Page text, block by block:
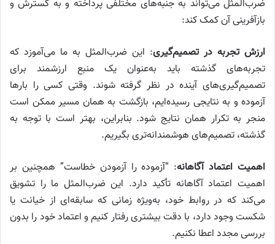
ضرب‌المثل می‌تواند به جنبه‌های مختلفی پرداخته و به گسترش و
بازآفرینی آن کمک کند:
ارزش تجربه در تصمیم‌گیری: این ضرب‌المثل به ما می‌آموزد که
تجربه‌های گذشته باید به‌عنوان یک منبع ارزشمند برای
تصمیم‌گیری‌های آینده در نظر گرفته شوند. وقتی کسی را بارها
آزموده و به نتایجی رسیده‌ایم، بازگشت به همان مسیر ممکن است
منجر به تکرار همان نتایج شود. بنابراین، بهتر است با توجه به
گذشته، تصمیم‌های هوشمندانه‌تری بگیریم.
اهمیت اعتماد آگاهانه: “آزموده را آزمودن خطاست” همچنین بر
اهمیت اعتماد آگاهانه تأکید دارد. این ضرب‌المثل ما را تشویق
می‌کند که در روابط خود، به‌ویژه زمانی که سابقه‌ای از خیانت یا
شکست وجود دارد، با دقت بیشتری رفتار کنیم و اعتماد خود را بدون
بررسی مجدد اعطا نکنیم.